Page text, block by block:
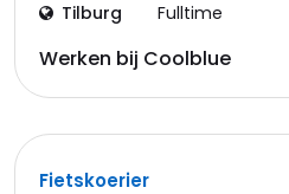
Tilburg Fulltime
Werken bij Coolblue
Fietskoerier